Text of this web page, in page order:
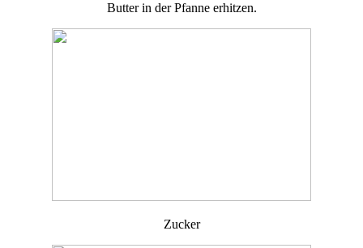
Butter in der Pfanne erhitzen.
Zucker